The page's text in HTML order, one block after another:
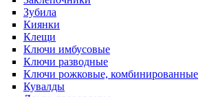
Зубила
Киянки
Клещи
Ключи имбусовые
Ключи разводные
Ключи рожковые, комбинированные
Кувалды